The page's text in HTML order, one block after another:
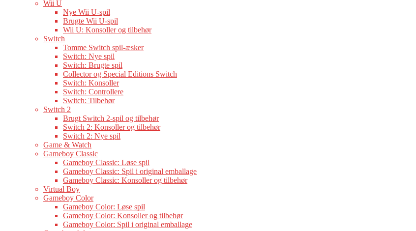
Wii U
Nye Wii U-spil
Brugte Wii U-spil
Wii U: Konsoller og tilbehør
Switch
Tomme Switch spil-æsker
Switch: Nye spil
Switch: Brugte spil
Collector og Special Editions Switch
Switch: Konsoller
Switch: Controllere
Switch: Tilbehør
Switch 2
Brugt Switch 2-spil og tilbehør
Switch 2: Konsoller og tilbehør
Switch 2: Nye spil
Game & Watch
Gameboy Classic
Gameboy Classic: Løse spil
Gameboy Classic: Spil i original emballage
Gameboy Classic: Konsoller og tilbehør
Virtual Boy
Gameboy Color
Gameboy Color: Løse spil
Gameboy Color: Konsoller og tilbehør
Gameboy Color: Spil i original emballage